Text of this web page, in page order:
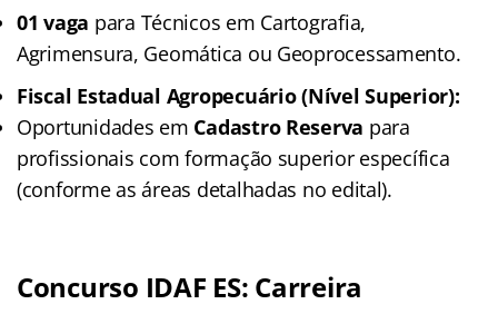
01 vaga para Técnicos em Cartografia,
Agrimensura, Geomática ou Geoprocessamento.
Fiscal Estadual Agropecuário (Nível Superior):
Oportunidades em Cadastro Reserva para
profissionais com formação superior específica
(conforme as áreas detalhadas no edital).
Concurso IDAF ES: Carreira